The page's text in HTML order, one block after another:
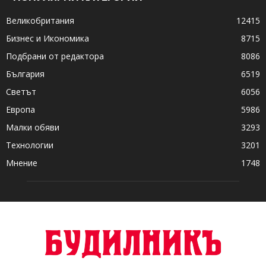
Великобритания
12415
Бизнес и Икономика
8715
Подбрани от редактора
8086
България
6519
Светът
6056
Европа
5986
Малки обяви
3293
Технологии
3201
Мнение
1748